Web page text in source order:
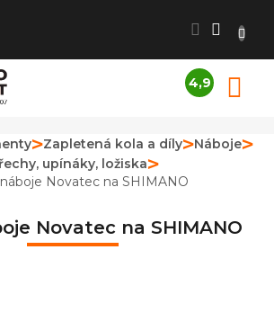
4,9
obchodu
je
z
Zapletená kola a díly
Náboje
upínáky, ložiska
Novatec na SHIMANO
Novatec na SHIMANO